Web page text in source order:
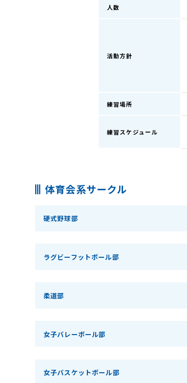
人数
活動方針
練習場所
練習スケジュール
体育会系サークル
硬式野球部
ラグビーフットボール部
柔道部
女子バレーボール部
女子バスケットボール部